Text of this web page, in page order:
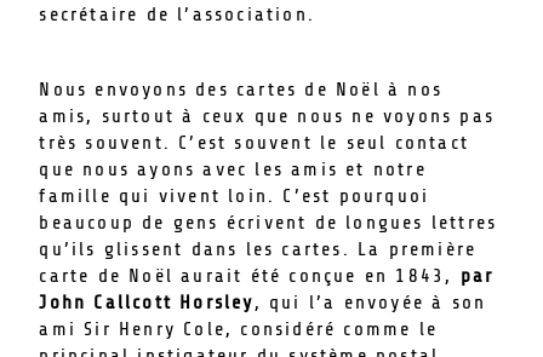
secrétaire de l’association.
Nous envoyons des cartes de Noël à nos
amis, surtout à ceux que nous ne voyons pas
très souvent. C’est souvent le seul contact
que nous ayons avec les amis et notre
famille qui vivent loin. C’est pourquoi
beaucoup de gens écrivent de longues lettres
qu’ils glissent dans les cartes. La première
carte de Noël aurait été conçue en 1843, par
John Callcott Horsley, qui l’a envoyée à son
ami Sir Henry Cole, considéré comme le